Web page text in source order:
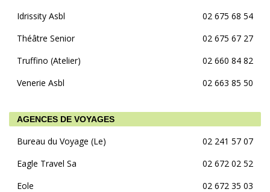
Idrissity Asbl
02 675 68 54
Théâtre Senior
02 675 67 27
Truffino (Atelier)
02 660 84 82
Venerie Asbl
02 663 85 50
AGENCES DE VOYAGES
Bureau du Voyage (Le)
02 241 57 07
Eagle Travel Sa
02 672 02 52
Eole
02 672 35 03